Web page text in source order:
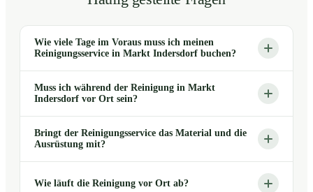
Wie viele Tage im Voraus muss ich meinen
Reinigungsservice in Markt Indersdorf buchen?
Muss ich während der Reinigung in Markt
Indersdorf vor Ort sein?
Bringt der Reinigungsservice das Material und die
Ausrüstung mit?
Wie läuft die Reinigung vor Ort ab?